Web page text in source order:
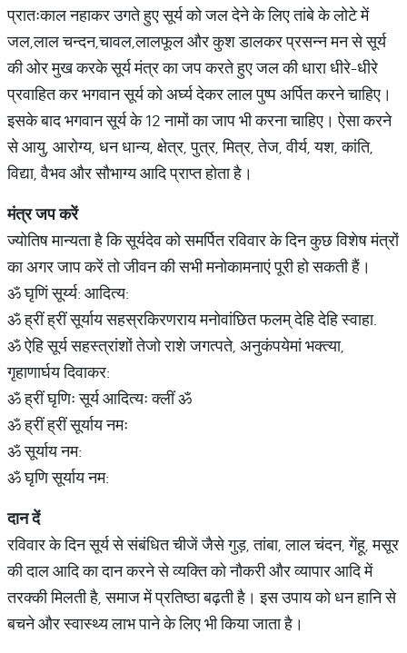
प्रातःकाल नहाकर उगते हुए सूर्य को जल देने के लिए तांबे के लोटे में
जल,लाल चन्दन,चावल,लालफूल और कुश डालकर प्रसन्न मन से सूर्य
की ओर मुख करके सूर्य मंत्र का जप करते हुए जल की धारा धीरे-धीरे
प्रवाहित कर भगवान सूर्य को अर्घ्य देकर लाल पुष्प अर्पित करने चाहिए।
इसके बाद भगवान सूर्य के 12 नामों का जाप भी करना चाहिए। ऐसा करने
से आयु, आरोग्य, धन धान्य, क्षेत्र, पुत्र, मित्र, तेज, वीर्य, यश, कांति,
विद्या, वैभव और सौभाग्य आदि प्राप्त होता है।
मंत्रजपकरें
ज्योतिष मान्यता है कि सूर्यदेव को समर्पित रविवार के दिन कुछ विशेष मंत्रों
का अगर जाप करें तो जीवन की सभी मनोकामनाएं पूरी हो सकती हैं।
ॐ घृणिं सूर्य्य: आदित्य:
ॐ ह्रीं ह्रीं सूर्याय सहस्रकिरणराय मनोवांछित फलम् देहि देहि स्वाहा.
ॐ ऐहि सूर्य सहस्त्रांशों तेजो राशे जगत्पते, अनुकंपयेमां भक्त्या,
गृहाणार्घय दिवाकर:
ॐ ह्रीं घृणिः सूर्य आदित्यः क्लीं ॐ
ॐ ह्रीं ह्रीं सूर्याय नमः
ॐ सूर्याय नम:
ॐ घृणि सूर्याय नम:
दानदें
रविवार के दिन सूर्य से संबंधित चीजें जैसे गुड़, तांबा, लाल चंदन, गेंहू, मसूर
की दाल आदि का दान करने से व्यक्ति को नौकरी और व्यापार आदि में
तरक्की मिलती है, समाज में प्रतिष्ठा बढ़ती है। इस उपाय को धन हानि से
बचने और स्वास्थ्य लाभ पाने के लिए भी किया जाता है।